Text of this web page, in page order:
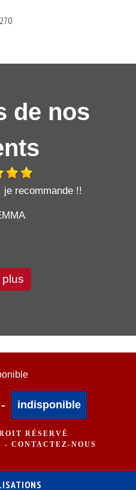
de nos
je recommande !!
plus
- indisponible
RÉSERVÉ
- CONTACTEZ-NOUS